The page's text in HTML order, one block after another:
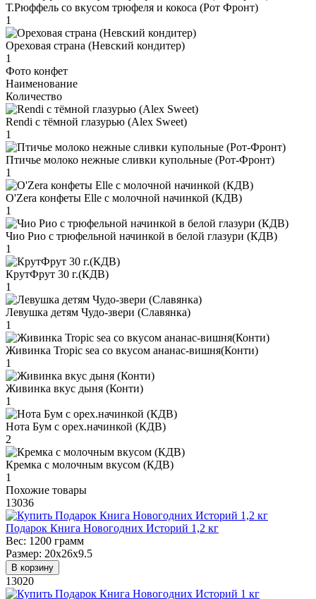
Т.Рюффель со вкусом трюфеля и кокоса (Рот Фронт)
1
Ореховая страна (Невский кондитер)
1
Фото конфет
Наименование
Количество
Rendi с тёмной глазурью (Alex Sweet)
1
Птичье молоко нежные сливки купольные (Рот-Фронт)
1
O'Zera конфеты Elle с молочной начинкой (КДВ)
1
Чио Рио с трюфельной начинкой в белой глазури (КДВ)
1
КрутФрут 30 г.(КДВ)
1
Левушка детям Чудо-звери (Славянка)
1
Живинка Tropic sea со вкусом ананас-вишня(Конти)
1
Живинка вкус дыня (Конти)
1
Нота Бум с орех.начинкой (КДВ)
2
Кремка с молочным вкусом (КДВ)
1
Похожие товары
13036
Подарок Книга Новогодних Историй 1,2 кг
Вес: 1200 грамм
Размер: 20х26х9.5
В корзину
13020